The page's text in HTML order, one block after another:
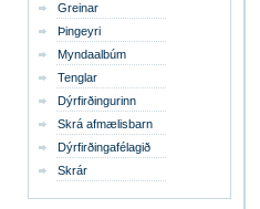
Greinar
Þingeyri
Myndaalbúm
Tenglar
Dýrfirðingurinn
Skrá afmælisbarn
Dýrfirðingafélagið
Skrár